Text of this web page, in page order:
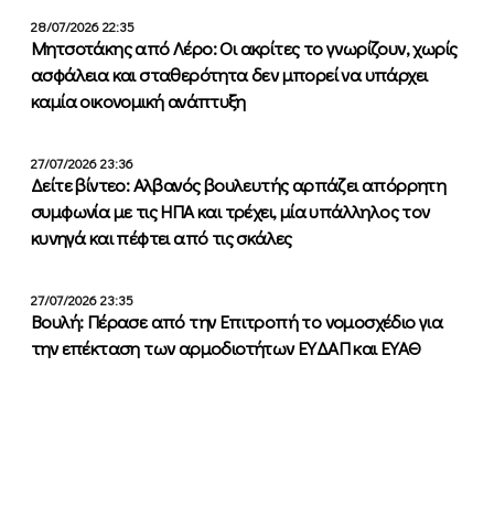
28/07/2026 22:35
Μητσοτάκης από Λέρο: Οι ακρίτες το γνωρίζουν, χωρίς
ασφάλεια και σταθερότητα δεν μπορεί να υπάρχει
καμία οικονομική ανάπτυξη
27/07/2026 23:36
Δείτε βίντεο: Αλβανός βουλευτής αρπάζει απόρρητη
συμφωνία με τις ΗΠΑ και τρέχει, μία υπάλληλος τον
κυνηγά και πέφτει από τις σκάλες
27/07/2026 23:35
Βουλή: Πέρασε από την Επιτροπή το νομοσχέδιο για
την επέκταση των αρμοδιοτήτων ΕΥΔΑΠ και ΕΥΑΘ